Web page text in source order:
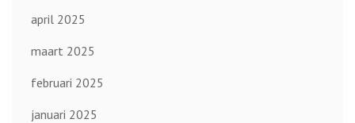
april 2025
maart 2025
februari 2025
januari 2025